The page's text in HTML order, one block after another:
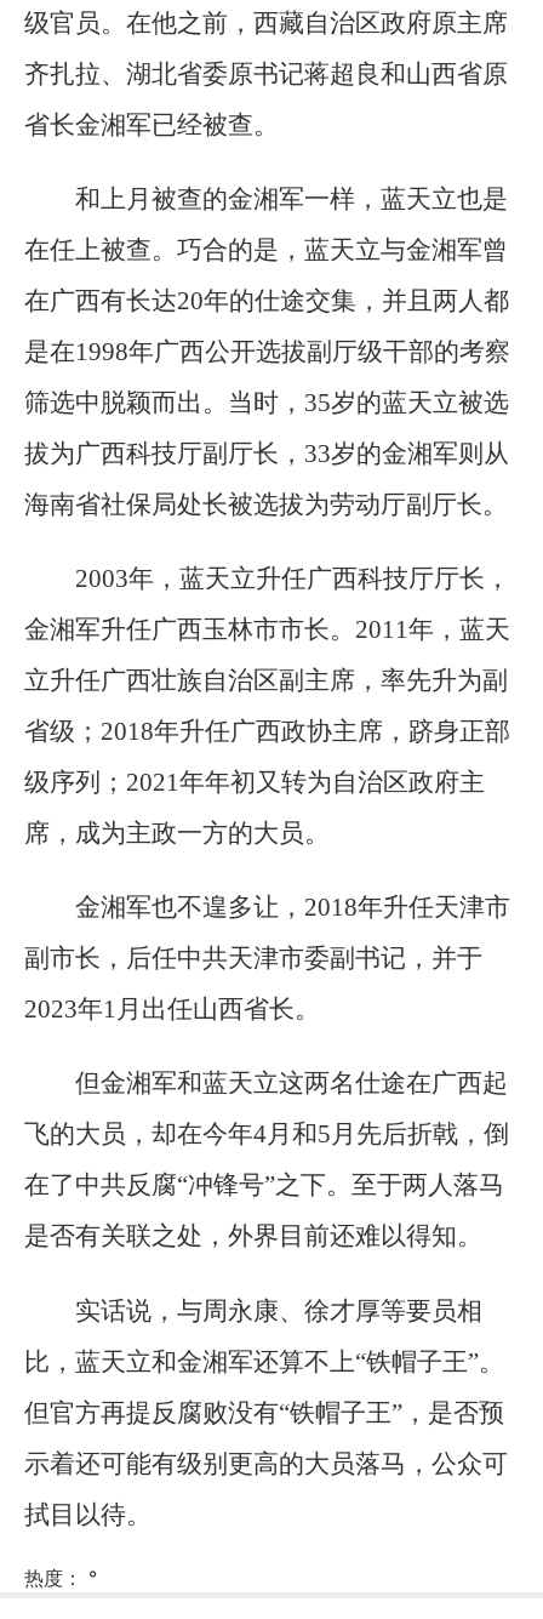
级官员。在他之前，西藏自治区政府原主席
齐扎拉、湖北省委原书记蒋超良和山西省原
省长金湘军已经被查。
和上月被查的金湘军一样，蓝天立也是
在任上被查。巧合的是，蓝天立与金湘军曾
在广西有长达20年的仕途交集，并且两人都
是在1998年广西公开选拔副厅级干部的考察
筛选中脱颖而出。当时，35岁的蓝天立被选
拔为广西科技厅副厅长，33岁的金湘军则从
海南省社保局处长被选拔为劳动厅副厅长。
2003年，蓝天立升任广西科技厅厅长，
金湘军升任广西玉林市市长。2011年，蓝天
立升任广西壮族自治区副主席，率先升为副
省级；2018年升任广西政协主席，跻身正部
级序列；2021年年初又转为自治区政府主
席，成为主政一方的大员。
金湘军也不遑多让，2018年升任天津市
副市长，后任中共天津市委副书记，并于
2023年1月出任山西省长。
但金湘军和蓝天立这两名仕途在广西起
飞的大员，却在今年4月和5月先后折戟，倒
在了中共反腐“冲锋号”之下。至于两人落马
是否有关联之处，外界目前还难以得知。
实话说，与周永康、徐才厚等要员相
比，蓝天立和金湘军还算不上“铁帽子王”。
但官方再提反腐败没有“铁帽子王”，是否预
示着还可能有级别更高的大员落马，公众可
拭目以待。
热度： °